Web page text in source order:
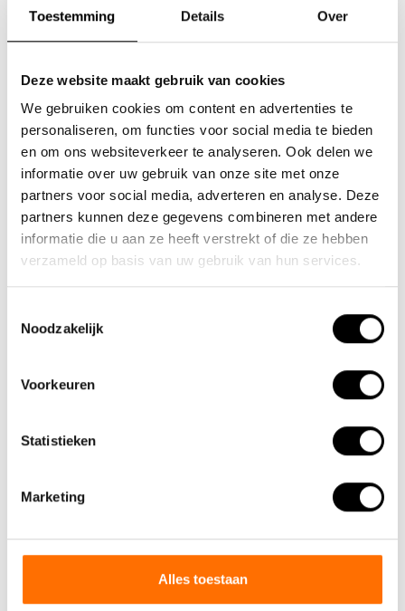
Toestemming Details Over
Deze website maakt gebruik van cookies
We gebruiken cookies om content en advertenties te
personaliseren, om functies voor social media te bieden
en om ons websiteverkeer te analyseren. Ook delen we
informatie over uw gebruik van onze site met onze
partners voor social media, adverteren en analyse. Deze
partners kunnen deze gegevens combineren met andere
informatie die u aan ze heeft verstrekt of die ze hebben
verzameld op basis van uw gebruik van hun services.
Noodzakelijk
Voorkeuren
Statistieken
Marketing
Alles toestaan
Fietstas Lacros dubbele
€29,95
Fietstas 18 liter | Geschikt
als..
Lacros Vouwfiets
€29,95
Vouwfiets opbergtas voor
uw (elektrische) vouwfiets
elektrische vouwfiets fietstas
lacros(51) sac de vélo(4) shinga(39) stuur(1)